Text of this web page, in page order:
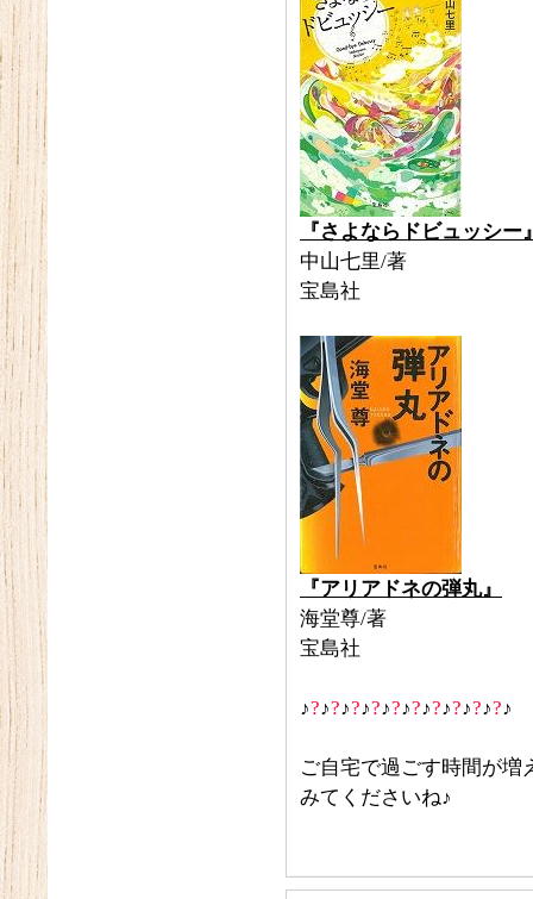
『さよならドビュッシー
中山七里/著
宝島社
『アリアドネの弾丸』
海堂尊/著
宝島社
♪?♪?♪?♪?♪?♪?♪?♪?♪?♪?♪
ご自宅で過ごす時間が増
みてくださいね♪